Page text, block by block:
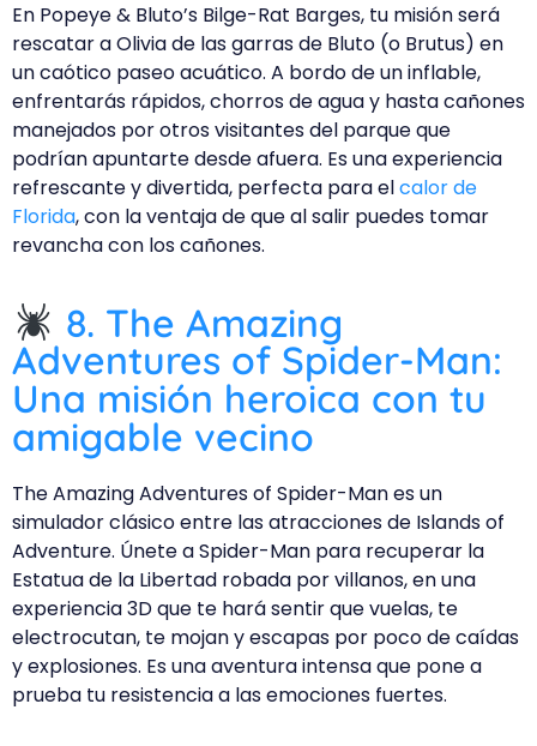
En Popeye & Bluto’s Bilge-Rat Barges, tu misión será
rescatar a Olivia de las garras de Bluto (o Brutus) en
un caótico paseo acuático. A bordo de un inflable,
enfrentarás rápidos, chorros de agua y hasta cañones
manejados por otros visitantes del parque que
podrían apuntarte desde afuera. Es una experiencia
refrescante y divertida, perfecta para elcalor de
Florida, con la ventaja de que al salir puedes tomar
revancha con los cañones.
8. The Amazing
Adventures of Spider-Man:
Una misión heroica con tu
amigable vecino
The Amazing Adventures of Spider-Man es un
simulador clásico entre las atracciones de Islands of
Adventure. Únete a Spider-Man para recuperar la
Estatua de la Libertad robada por villanos, en una
experiencia 3D que te hará sentir que vuelas, te
electrocutan, te mojan y escapas por poco de caídas
y explosiones. Es una aventura intensa que pone a
prueba tu resistencia a las emociones fuertes.